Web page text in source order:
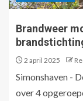
Brandweer
2 april 2025
Simonshaven -
over 4